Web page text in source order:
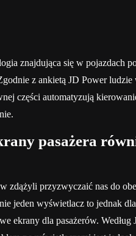
znajdująca się w pojazdach
z ankietą JD Power
części automatyzują
pasażera
zdążyli przyzwyczaić nas do
jeden wyświetlacz to jednak
ekrany dla pasażerów.